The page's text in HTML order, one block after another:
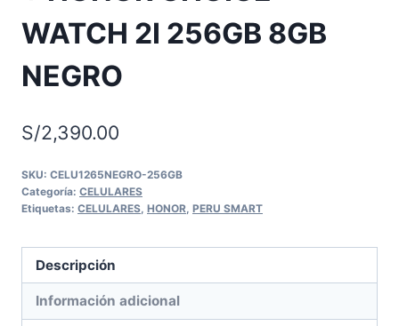
WATCH 2I 256GB 8GB
NEGRO
S/2,390.00
SKU: CELU1265NEGRO-256GB
Categoría: CELULARES
Etiquetas: CELULARES HONOR PERU SMART
Descripción
Información adicional